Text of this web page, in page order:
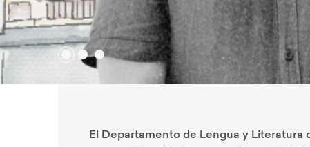
El Departamento de Lengua y Literatura